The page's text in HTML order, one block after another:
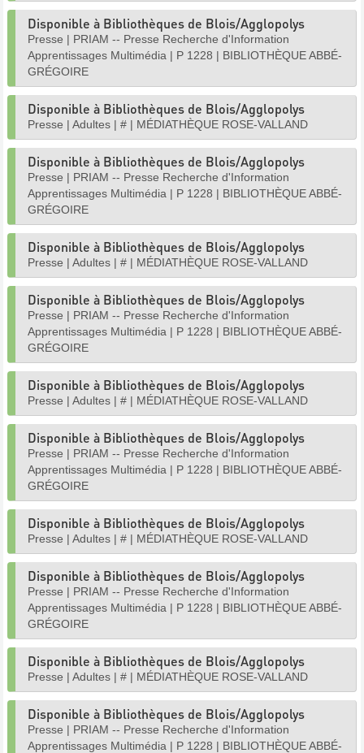
Disponible à Bibliothèques de Blois/Agglopolys
Presse | PRIAM -- Presse Recherche d'Information
Apprentissages Multimédia | P 1228 | BIBLIOTHÈQUE ABBÉ-
GRÉGOIRE
Disponible à Bibliothèques de Blois/Agglopolys
Presse | Adultes | # | MÉDIATHÈQUE ROSE-VALLAND
Disponible à Bibliothèques de Blois/Agglopolys
Presse | PRIAM -- Presse Recherche d'Information
Apprentissages Multimédia | P 1228 | BIBLIOTHÈQUE ABBÉ-
GRÉGOIRE
Disponible à Bibliothèques de Blois/Agglopolys
Presse | Adultes | # | MÉDIATHÈQUE ROSE-VALLAND
Disponible à Bibliothèques de Blois/Agglopolys
Presse | PRIAM -- Presse Recherche d'Information
Apprentissages Multimédia | P 1228 | BIBLIOTHÈQUE ABBÉ-
GRÉGOIRE
Disponible à Bibliothèques de Blois/Agglopolys
Presse | Adultes | # | MÉDIATHÈQUE ROSE-VALLAND
Disponible à Bibliothèques de Blois/Agglopolys
Presse | PRIAM -- Presse Recherche d'Information
Apprentissages Multimédia | P 1228 | BIBLIOTHÈQUE ABBÉ-
GRÉGOIRE
Disponible à Bibliothèques de Blois/Agglopolys
Presse | Adultes | # | MÉDIATHÈQUE ROSE-VALLAND
Disponible à Bibliothèques de Blois/Agglopolys
Presse | PRIAM -- Presse Recherche d'Information
Apprentissages Multimédia | P 1228 | BIBLIOTHÈQUE ABBÉ-
GRÉGOIRE
Disponible à Bibliothèques de Blois/Agglopolys
Presse | Adultes | # | MÉDIATHÈQUE ROSE-VALLAND
Disponible à Bibliothèques de Blois/Agglopolys
Presse | PRIAM -- Presse Recherche d'Information
Apprentissages Multimédia | P 1228 | BIBLIOTHÈQUE ABBÉ-